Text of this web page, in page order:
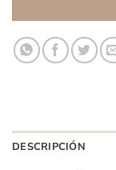
DESCRIPCIÓN